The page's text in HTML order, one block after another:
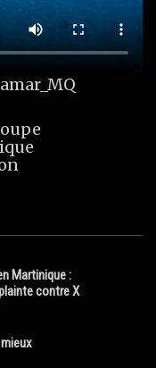
Martinique :
contre X